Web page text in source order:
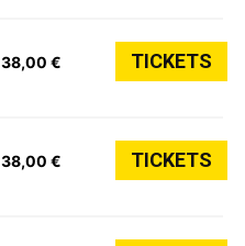
€ TICKETS
€ TICKETS